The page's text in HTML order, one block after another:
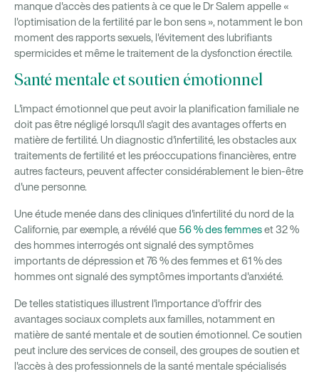
manque d'accès des patients à ce que le Dr Salem appelle «
l'optimisation de la fertilité par le bon sens », notamment le bon
moment des rapports sexuels, l'évitement des lubrifiants
spermicides et même le traitement de la dysfonction érectile.
Santé mentale et soutien émotionnel
L'impact émotionnel que peut avoir la planification familiale ne
doit pas être négligé lorsqu'il s'agit des avantages offerts en
matière de fertilité. Un diagnostic d'infertilité, les obstacles aux
traitements de fertilité et les préoccupations financières, entre
autres facteurs, peuvent affecter considérablement le bien-être
d'une personne.
Une étude menée dans des cliniques d'infertilité du nord de la
Californie, par exemple, a révélé que56 % des femmeset 32 %
des hommes interrogés ont signalé des symptômes
importants de dépression et 76 % des femmes et 61 % des
hommes ont signalé des symptômes importants d'anxiété.
De telles statistiques illustrent l'importance d'offrir des
avantages sociaux complets aux familles, notamment en
matière de santé mentale et de soutien émotionnel. Ce soutien
peut inclure des services de conseil, des groupes de soutien et
l'accès à des professionnels de la santé mentale spécialisés